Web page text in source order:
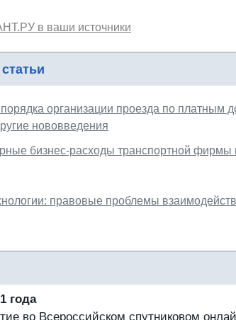
в ваши источники
организации проезда по платным
нововведения
бизнес-расходы транспортной фирмы и
правовые проблемы
года
во Всероссийском спутниковом